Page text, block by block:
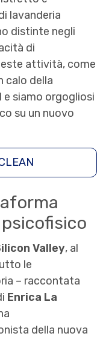
lavanderia
distinte negli
di
attività, come
calo della
siamo orgogliosi
su un nuovo
Valley, al
le
– raccontata
Enrica La
della nuova